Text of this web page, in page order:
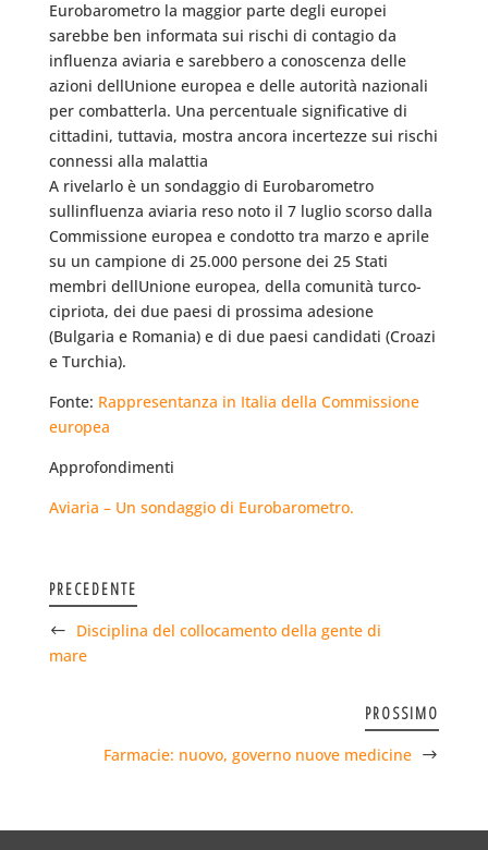
Eurobarometro la maggior parte degli europei
sarebbe ben informata sui rischi di contagio da
influenza aviaria e sarebbero a conoscenza delle
azioni dellUnione europea e delle autorità nazionali
per combatterla. Una percentuale significative di
cittadini, tuttavia, mostra ancora incertezze sui rischi
connessi alla malattia
A rivelarlo è un sondaggio di Eurobarometro
sullinfluenza aviaria reso noto il 7 luglio scorso dalla
Commissione europea e condotto tra marzo e aprile
su un campione di 25.000 persone dei 25 Stati
membri dellUnione europea, della comunità turco-
cipriota, dei due paesi di prossima adesione
(Bulgaria e Romania) e di due paesi candidati (Croazi
e Turchia).
Fonte: Rappresentanza in Italia della Commissione
europea
Approfondimenti
Aviaria – Un sondaggio di Eurobarometro.
PRECEDENTE
Disciplina del collocamento della gente di
mare
PROSSIMO
Farmacie: nuovo, governo nuove medicine